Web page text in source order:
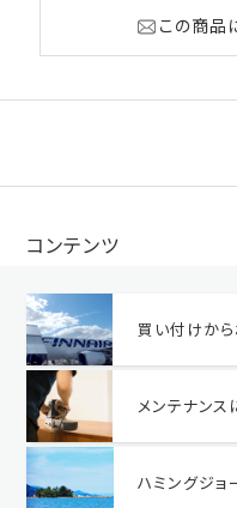
この商品
コンテンツ
買い付けか
メンテナンス
ハミングジョ